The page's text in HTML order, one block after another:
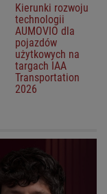
Kierunki rozwoju
technologii
AUMOVIO dla
pojazdów
użytkowych na
targach IAA
Transportation
2026